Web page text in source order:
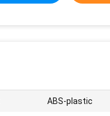
ABS-plastic